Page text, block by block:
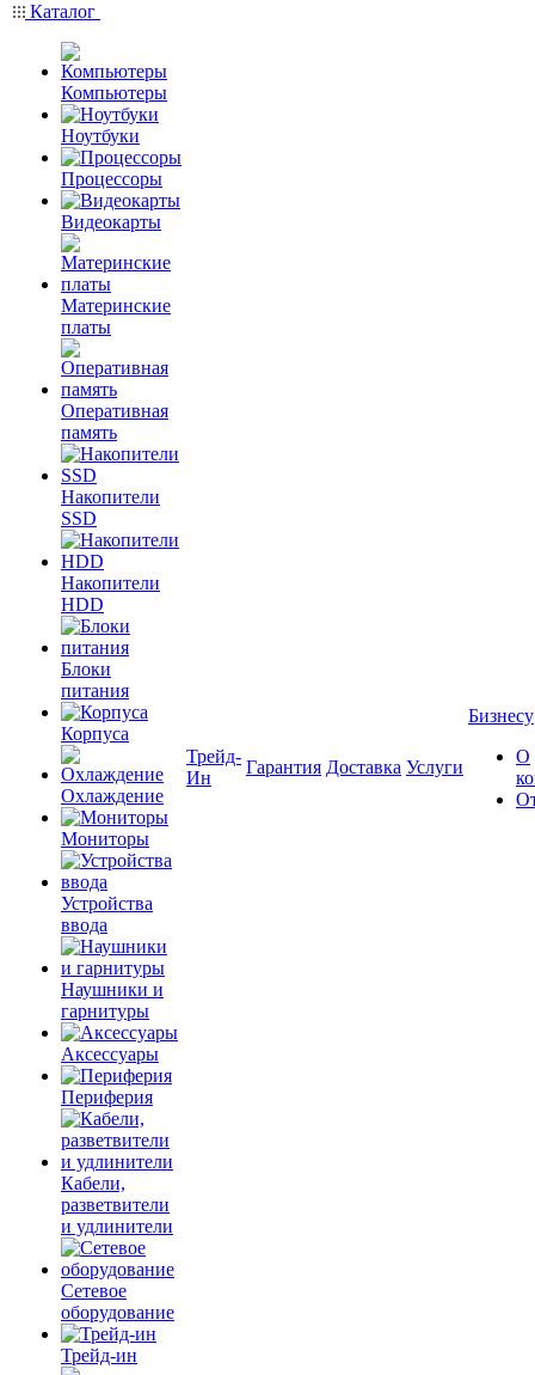
Каталог
Компьютеры
Ноутбуки
Процессоры
Видеокарты
Материнские
платы
Оперативная
память
Накопители
SSD
Накопители
HDD
Блоки
питания
Корпуса
Охлаждение
Мониторы
Устройства
ввода
Наушники и
гарнитуры
Аксессуары
Периферия
Кабели,
разветвители
и удлинители
Сетевое
оборудование
Трейд-ин
Трейд-
Ин
Гарантия Доставка Услуги
Бизнесу
О